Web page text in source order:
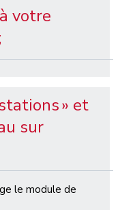
votre
;
» et
sur
le module de